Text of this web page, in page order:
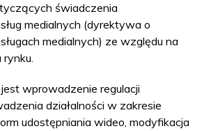
świadczenia
medialnych (dyrektywa o
medialnych) ze względu na
rynku.
wprowadzenie regulacji
działalności w zakresie
udostępniania wideo, modyfikacja